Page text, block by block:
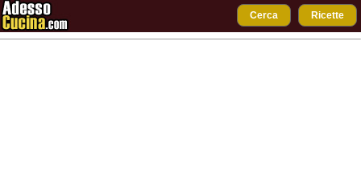
Cerca Ricette